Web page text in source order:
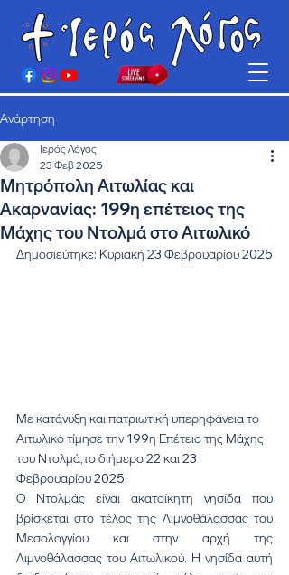
Ανάρτηση
Μητρόπολη Αιτωλίας και
Ακαρνανίας: 199η επέτειος της
Μάχης του Ντολμά στο Αιτωλικό
Ιερός Λόγος
23 Φεβ 2025
Δημοσιεύτηκε: Κυριακή 23 Φεβρουαρίου 2025
Με κατάνυξη και πατριωτική υπερηφάνεια το
Αιτωλικό τίμησε την 199η Επέτειο της Μάχης
του Ντολμά,το διήμερο 22 και 23
Φεβρουαρίου 2025.
Ο Ντολμάς είναι ακατοίκητη νησίδα που
βρίσκεται στο τέλος της Λιμνοθάλασσας του
Μεσολογγίου και στην αρχή της
Λιμνοθάλασσας του Αιτωλικού. Η νησίδα αυτή